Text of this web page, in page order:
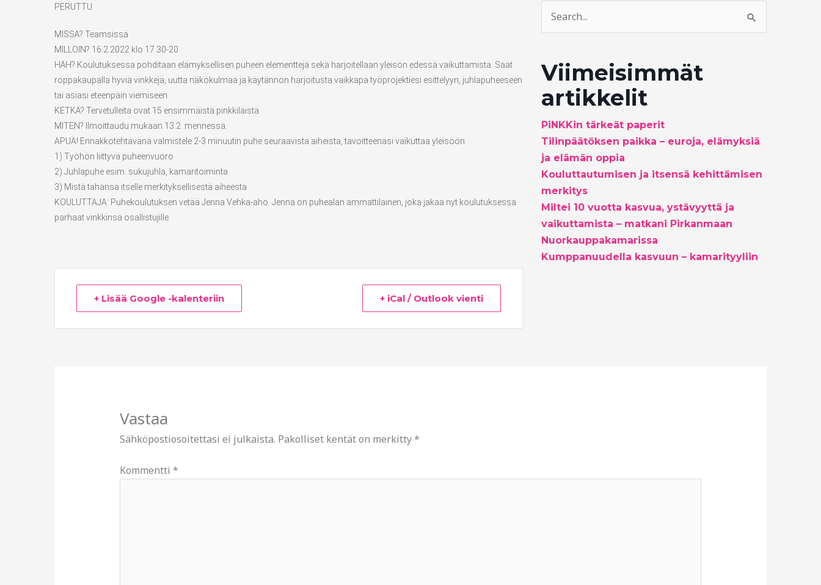
PERUTTU.
MISSÄ? Teamsissä
MILLOIN? 16.2.2022 klo 17.30-20
HÄH? Koulutuksessa pohditaan elämyksellisen puheen elementtejä sekä harjoitellaan yleisön edessä vaikuttamista. Saat
roppakaupalla hyviä vinkkejä, uutta näkökulmaa ja käytännön harjoitusta vaikkapa työprojektiesi esittelyyn, juhlapuheeseen
tai asiasi eteenpäin viemiseen.
KETKÄ? Tervetulleita ovat 15 ensimmäistä pinkkiläistä
MITEN? Ilmoittaudu mukaan 13.2. mennessä.
APUA! Ennakkotehtävänä valmistele 2-3 minuutin puhe seuraavista aiheista, tavoitteenasi vaikuttaa yleisöön:
1) Työhön liittyvä puheenvuoro
2) Juhlapuhe esim. sukujuhla, kamaritoiminta
3) Mistä tahansa itselle merkityksellisestä aiheesta
KOULUTTAJA: Puhekoulutuksen vetää Jenna Vehka-aho. Jenna on puhealan ammattilainen, joka jakaa nyt koulutuksessa
parhaat vinkkinsä osallistujille.
+ Lisää Google -kalenteriin + iCal / Outlook vienti
Search
for:
Viimeisimmät
artikkelit
PiNKKin tärkeät paperit
Tilinpäätöksen paikka – euroja, elämyksiä
ja elämän oppia
Kouluttautumisen ja itsensä kehittämisen
merkitys
Miltei 10 vuotta kasvua, ystävyyttä ja
vaikuttamista – matkani Pirkanmaan
Nuorkauppakamarissa
Kumppanuudella kasvuun – kamarityyliin
Vastaa
Sähköpostiosoitettasi ei julkaista. Pakolliset kentät on merkitty*
Kommentti *